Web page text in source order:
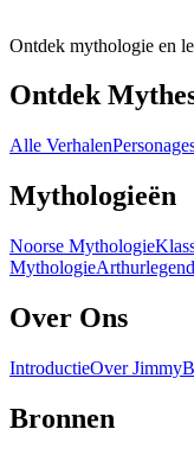
Ontdek mythologie en
Ontdek
Alle Verhalen
Mythologieën
Noorse Mythologie
Mythologie
Over Ons
IntroductieOver Jimmy
Bronnen